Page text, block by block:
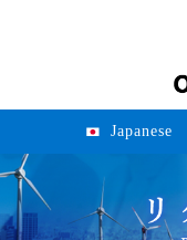
Japanese